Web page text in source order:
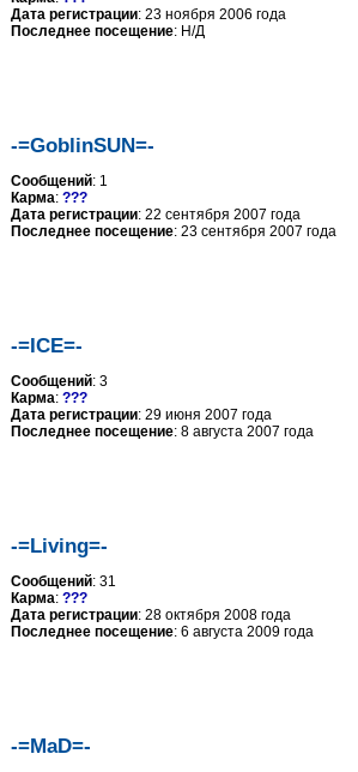
Дата регистрации: 23 ноября 2006 года
Последнее посещение: Н/Д
-=GoblinSUN=-
Сообщений: 1
Карма: ???
Дата регистрации: 22 сентября 2007 года
Последнее посещение: 23 сентября 2007 года
-=ICE=-
Сообщений: 3
Карма: ???
Дата регистрации: 29 июня 2007 года
Последнее посещение: 8 августа 2007 года
-=Living=-
Сообщений: 31
Карма: ???
Дата регистрации: 28 октября 2008 года
Последнее посещение: 6 августа 2009 года
-=MaD=-